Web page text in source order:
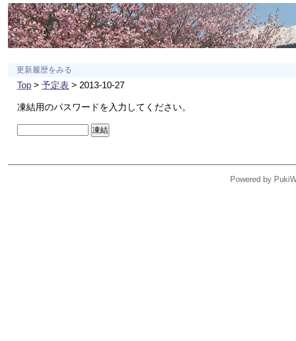
更新履歴をみる
Top >予定表 > 2013-10-27
凍結用のパスワードを入力してください。
Powered by